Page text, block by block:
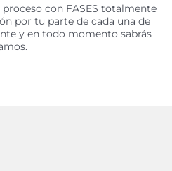
con FASES totalmente
por tu parte de cada una de
y en todo momento sabrás